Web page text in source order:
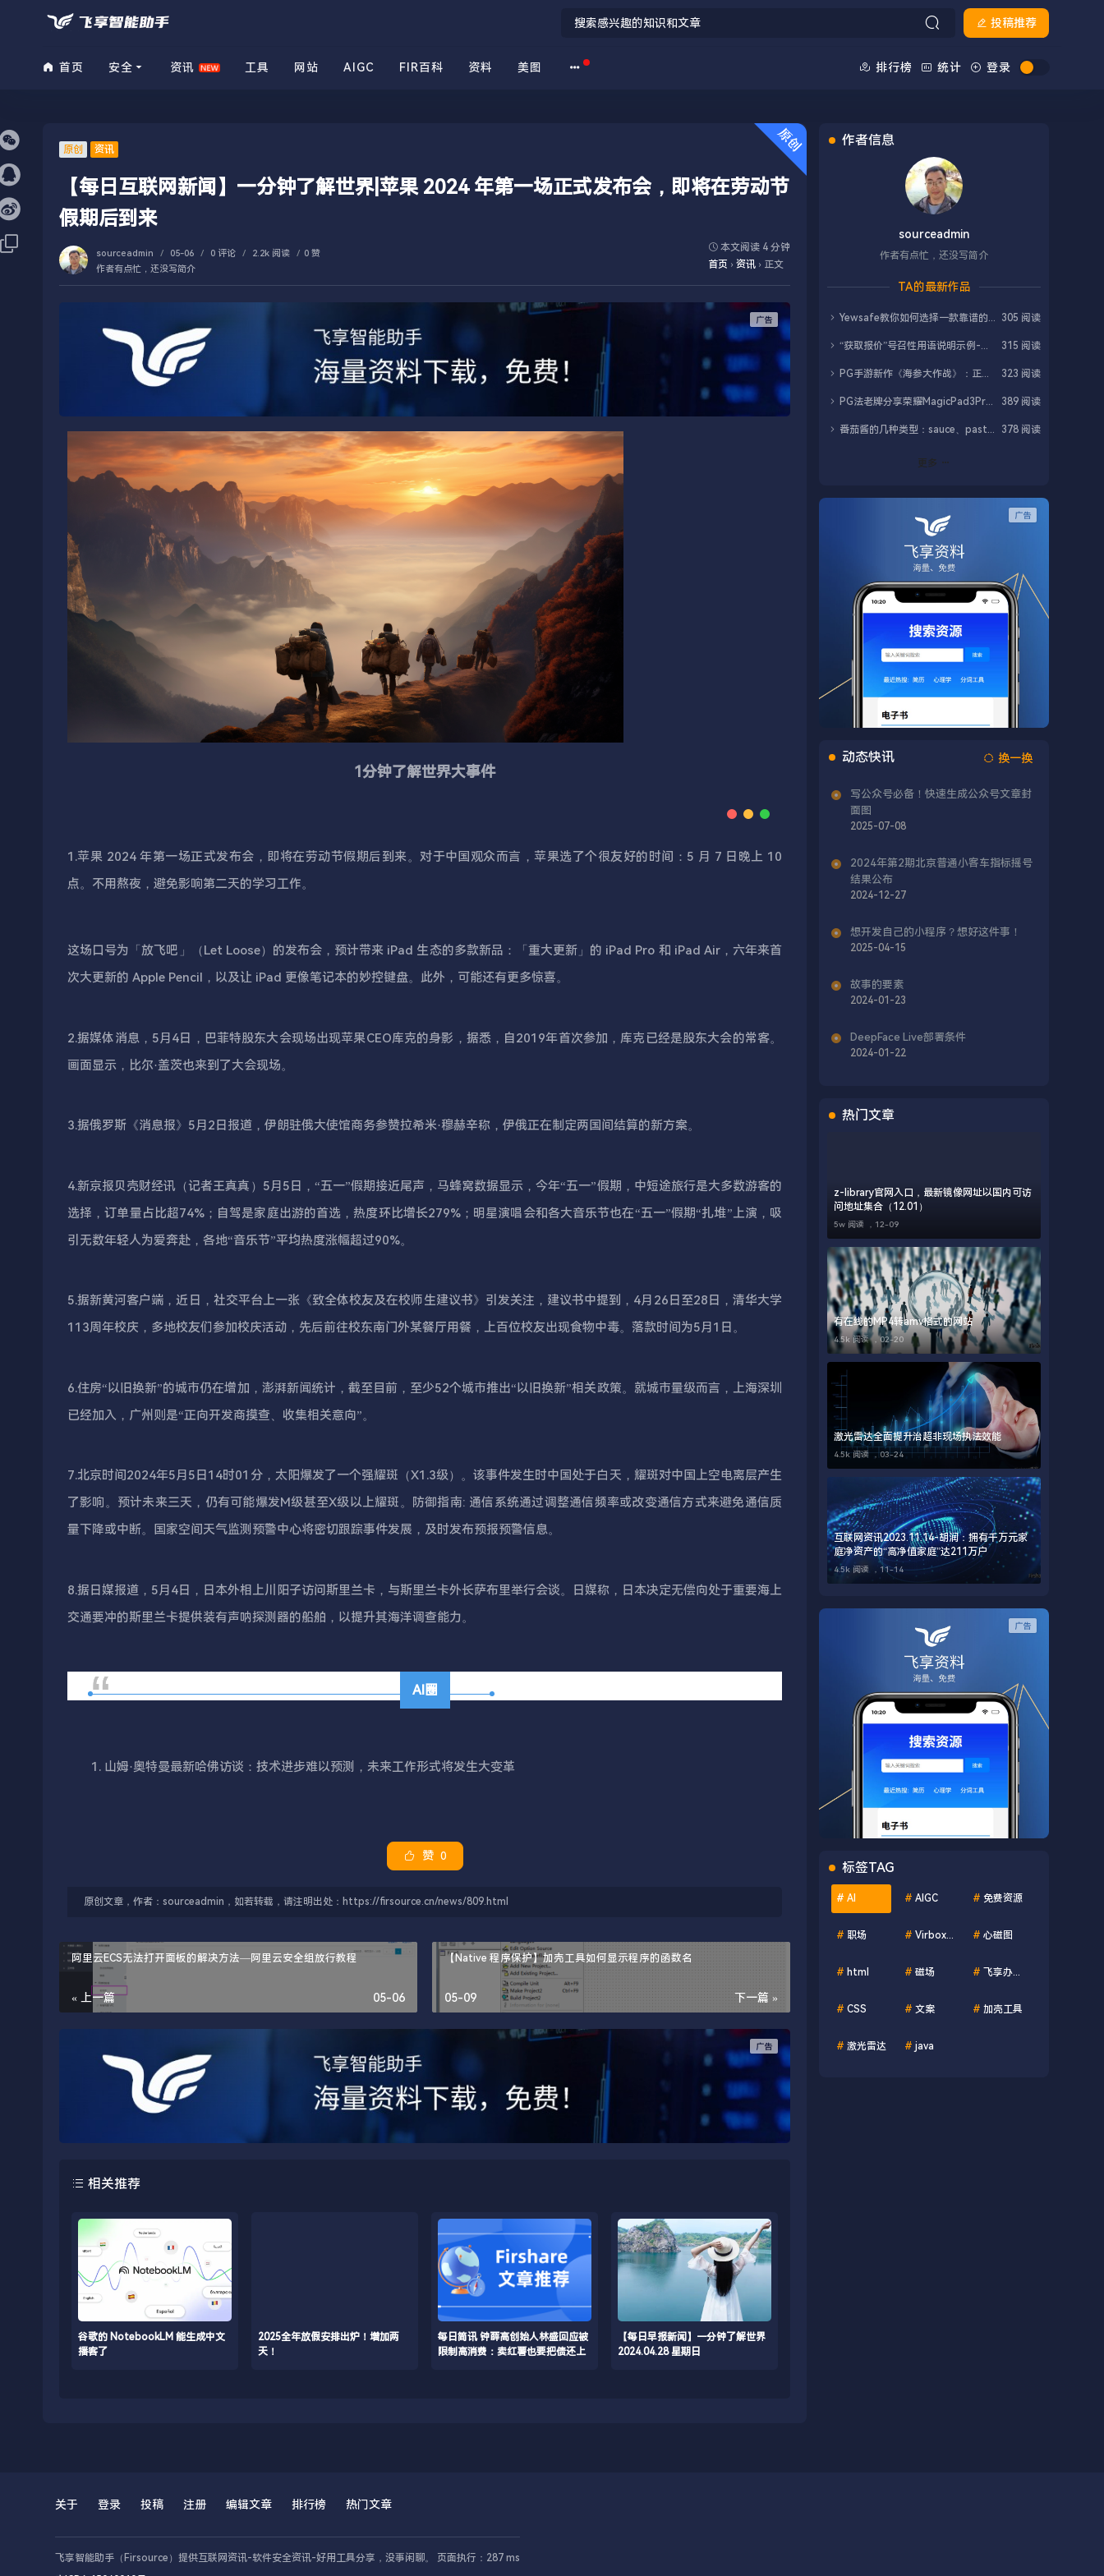
投稿推荐
首页 安全 资讯 工具 网站 AIGC FIR百科 资料 美图 排行榜 统计 登录
原创 资讯
【每日互联网新闻】一分钟了解世界|苹果 2024 年第一场正式发布会，即将在劳动节
假期后到来
sourceadmin / 05-06 / 0 评论 / 2.2k 阅读 / 0 赞
作者有点忙，还没写简介
本文阅读 4 分钟
首页 › 资讯 › 正文
1分钟了解世界大事件
1.苹果 2024 年第一场正式发布会，即将在劳动节假期后到来。对于中国观众而言，苹果选了个很友好的时间：5 月 7 日晚上 10
点。不用熬夜，避免影响第二天的学习工作。
这场口号为「放飞吧」（Let Loose）的发布会，预计带来 iPad 生态的多款新品：「重大更新」的 iPad Pro 和 iPad Air，六年来首
次大更新的 Apple Pencil，以及让 iPad 更像笔记本的妙控键盘。此外，可能还有更多惊喜。
2.据媒体消息，5月4日，巴菲特股东大会现场出现苹果CEO库克的身影，据悉，自2019年首次参加，库克已经是股东大会的常客。
画面显示，比尔·盖茨也来到了大会现场。
3.据俄罗斯《消息报》5月2日报道，伊朗驻俄大使馆商务参赞拉希米·穆赫辛称，伊俄正在制定两国间结算的新方案。
4.新京报贝壳财经讯（记者王真真）5月5日，“五一”假期接近尾声，马蜂窝数据显示，今年“五一”假期，中短途旅行是大多数游客的
选择，订单量占比超74%；自驾是家庭出游的首选，热度环比增长279%；明星演唱会和各大音乐节也在“五一”假期“扎堆”上演，吸
引无数年轻人为爱奔赴，各地“音乐节”平均热度涨幅超过90%。
5.据新黄河客户端，近日，社交平台上一张《致全体校友及在校师生建议书》引发关注，建议书中提到，4月26日至28日，清华大学
113周年校庆，多地校友们参加校庆活动，先后前往校东南门外某餐厅用餐，上百位校友出现食物中毒。落款时间为5月1日。
6.住房“以旧换新”的城市仍在增加，澎湃新闻统计，截至目前，至少52个城市推出“以旧换新”相关政策。就城市量级而言，上海深圳
已经加入，广州则是“正向开发商摸查、收集相关意向”。
7.北京时间2024年5月5日14时01分，太阳爆发了一个强耀斑（X1.3级）。该事件发生时中国处于白天，耀斑对中国上空电离层产生
了影响。预计未来三天，仍有可能爆发M级甚至X级以上耀斑。防御指南: 通信系统通过调整通信频率或改变通信方式来避免通信质
量下降或中断。国家空间天气监测预警中心将密切跟踪事件发展，及时发布预报预警信息。
8.据日媒报道，5月4日，日本外相上川阳子访问斯里兰卡，与斯里兰卡外长萨布里举行会谈。日媒称，日本决定无偿向处于重要海上
交通要冲的斯里兰卡提供装有声呐探测器的船舶，以提升其海洋调查能力。
AI圈
山姆·奥特曼最新哈佛访谈：技术进步难以预测，未来工作形式将发生大变革
赞 0
原创文章，作者：sourceadmin，如若转载，请注明出处：https://firsource.cn/news/809.html
阿里云ECS无法打开面板的解决方法—阿里云安全组放行教程
« 上一篇 05-06
【Native 程序保护】加壳工具如何显示程序的函数名
下一篇 »
05-09
相关推荐
谷歌的 NotebookLM 能生成中文
播客了
2025全年放假安排出炉！增加两
天！
每日简讯 钟薛高创始人林盛回应被
限制高消费：卖红薯也要把债还上
【每日早报新闻】一分钟了解世界
2024.04.28 星期日
作者信息
sourceadmin
作者有点忙，还没写简介
TA的最新作品
Yewsafe教你如何选择一款靠谱的高防CDN？ 305 阅读
“获取报价”号召性用语说明示例-英语 315 阅读
PG手游新作《海参大作战》：正式版更新Boss战与16大关卡 323 阅读
PG法老牌分享荣耀MagicPad3Pro12.3全球最薄与UFCS认证 389 阅读
番茄酱的几种类型：sauce、paste、ketchup、juice、pulp 378 阅读
更多
动态快讯 换一换
写公众号必备！快速生成公众号文章封
面图
2025-07-08
2024年第2期北京普通小客车指标摇号
结果公布
2024-12-27
想开发自己的小程序？想好这件事！
2025-04-15
故事的要素
2024-01-23
DeepFace Live部署条件
2024-01-22
热门文章
z-library官网入口，最新镜像网址以国内可访
问地址集合（12.01）
5w 阅读 ， 12-09
有在线的MP4转amv格式的网站
4.5k 阅读 ，02-20
激光雷达全面提升治超非现场执法效能
4.5k 阅读 ，03-24
互联网资讯2023.11.14-胡润：拥有千万元家
庭净资产的“高净值家庭”达211万户
4.5k 阅读 ， 11-14
标签TAG
# AI # AIGC # 免费资源
# 职场 # Virbox Protector # 心磁图
# html # 磁场 # 飞享办公助手
# CSS # 文案 # 加壳工具
# 激光雷达 # java
关于 登录 投稿 注册 编辑文章 排行榜 热门文章
飞享智能助手（Firsource）提供互联网资讯-软件安全资讯-好用工具分享，没事闲聊。 页面执行：287 ms